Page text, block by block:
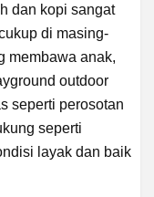
dan kopi sangat
di masing-
membawa anak,
outdoor
seperti perosotan
seperti
layak dan baik